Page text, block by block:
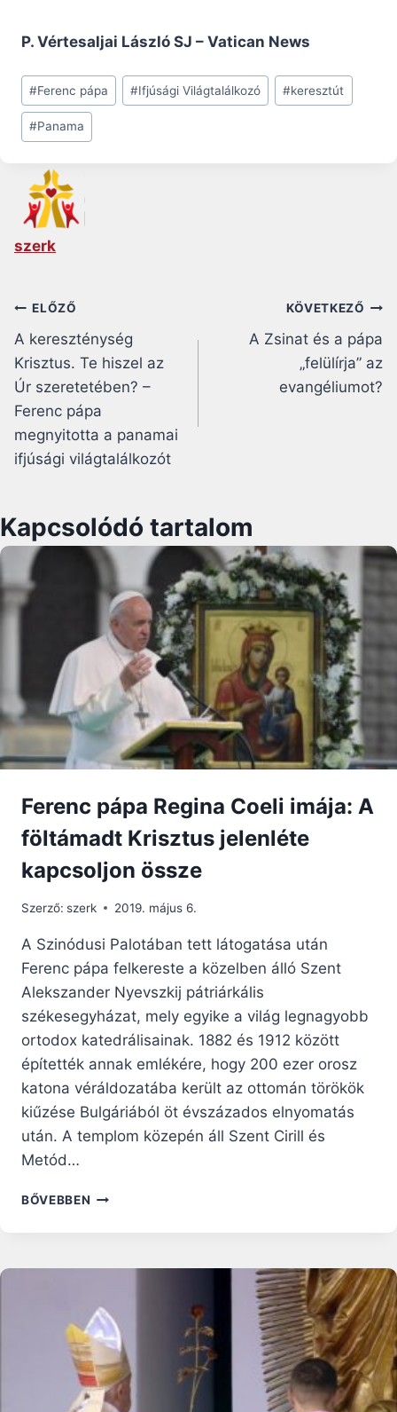
P. Vértesaljai László SJ – Vatican News
Post
Tags:
#Ferenc pápa #Ifjúsági Világtalálkozó #keresztút
#Panama
szerk
Bejegyzés
navigáció
ELŐZŐ
A kereszténység
Krisztus. Te hiszel az
Úr szeretetében? –
Ferenc pápa
megnyitotta a panamai
ifjúsági világtalálkozót
KÖVETKEZŐ
A Zsinat és a pápa
„felülírja” az
evangéliumot?
Kapcsolódó tartalom
Ferenc pápa Regina Coeli imája: A
föltámadt Krisztus jelenléte
kapcsoljon össze
Szerző: szerk 2019. május 6.
A Szinódusi Palotában tett látogatása után
Ferenc pápa felkereste a közelben álló Szent
Alekszander Nyevszkij pátriárkális
székesegyházat, mely egyike a világ legnagyobb
ortodox katedrálisainak. 1882 és 1912 között
építették annak emlékére, hogy 200 ezer orosz
katona véráldozatába került az ottomán törökök
kiűzése Bulgáriából öt évszázados elnyomatás
után. A templom közepén áll Szent Cirill és
Metód…
BŐVEBBEN FERENC
IMÁJA:
FÖLTÁMADT
KRISZTUS
JELENLÉTE
KAPCSOLJON
ÖSSZE